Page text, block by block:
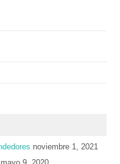
noviembre 1, 2021